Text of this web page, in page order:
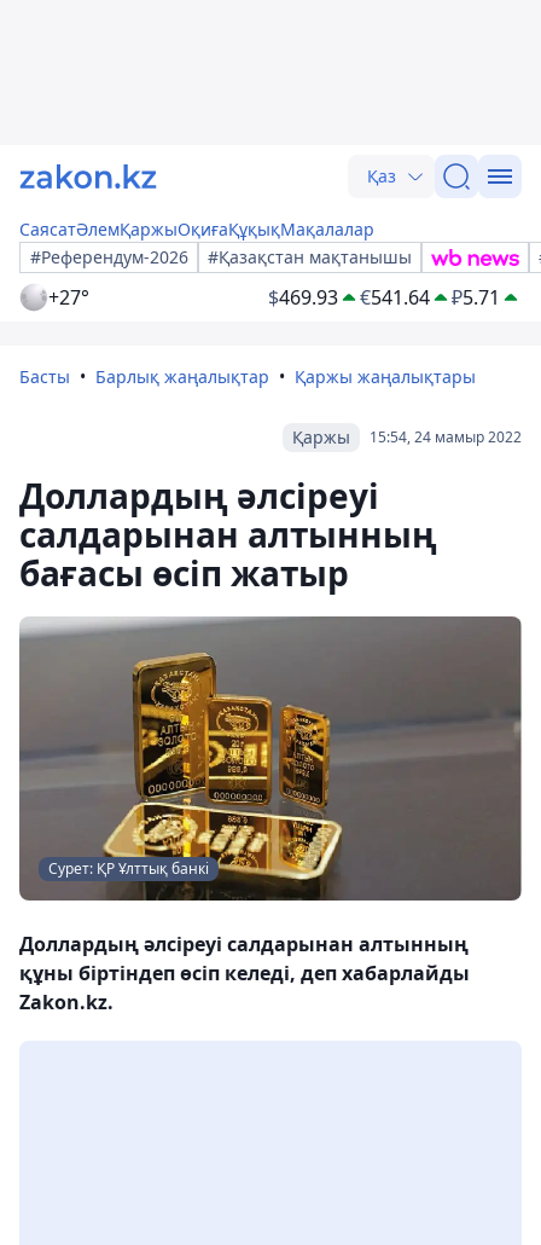
Қаз
СаясатӘлемҚаржыОқиғаҚұқықМақалалар
#Референдум-2026
#Қазақстан мақтанышы
+27° $469.93 €541.64 ₽5.71
Басты Барлық жаңалықтар Қаржы жаңалықтары
15:54, 24 мамыр 2022
Қаржы
Доллардың әлсіреуі
салдарынан алтынның
бағасы өсіп жатыр
Сурет: ҚР Ұлттық банкі
Доллардың әлсіреуі салдарынан алтынның
құны біртіндеп өсіп келеді, деп хабарлайды
Zakon.kz.